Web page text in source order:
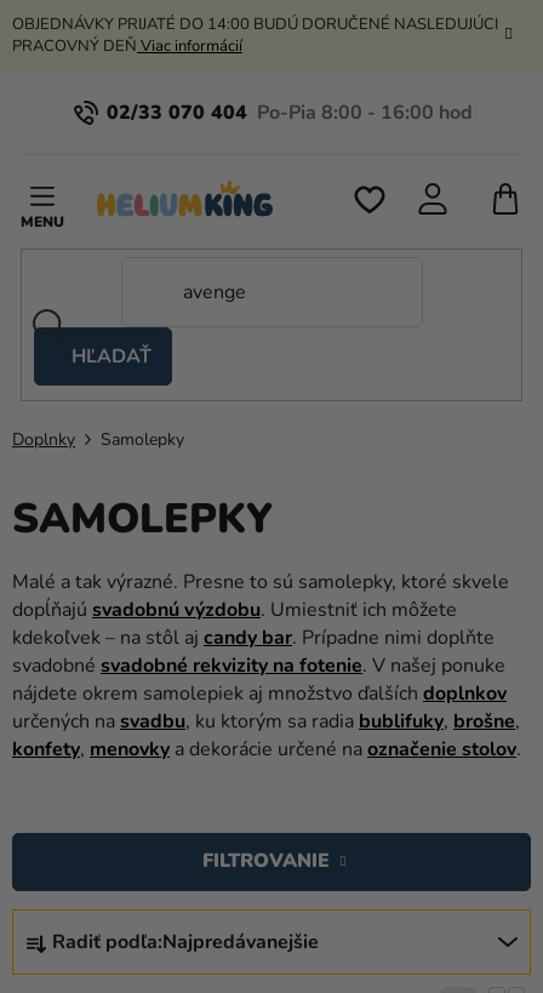
Prejsť
na
OBJEDNÁVKY PRIJATÉ DO 14:00 BUDÚ DORUČENÉ NASLEDUJÚCI
PRACOVNÝ DEŇ Viac informácií
02/33 070 404
HĽADAŤ
stany
Kanekalon
Hélium
a
Svadba
Párty
Výzdoba
a
doplnky
kostýmy a
Oblečenie
Pečenie
Doplnky Samolepky
SAMOLEPKY
Malé a tak výrazné. Presne to sú samolepky, ktoré skvele
dopĺňajú svadobnú výzdobu. Umiestniť ich môžete
kdekoľvek – na stôl aj candy bar. Prípadne nimi doplňte
svadobné svadobné rekvizity na fotenie. V našej ponuke
nájdete okrem samolepiek aj množstvo ďalších doplnkov
určených nasvadbu, ku ktorým sa radia bublifuky, brošne,
konfety, menovky a dekorácie určené naoznačenie stolov.
A
Radiť podľa:Najpredávanejšie
FILTROVANIE
Ý
P
I
S
P